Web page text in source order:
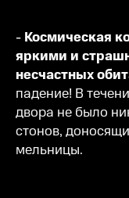
- Космическая
яркими и
несчастных
падение! В
двора не было
стонов,
мельницы.